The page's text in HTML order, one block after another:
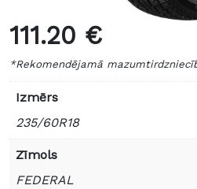
111.20 €
*Rekomendējamā
Izmērs
235/60R18
Zīmols
FEDERAL